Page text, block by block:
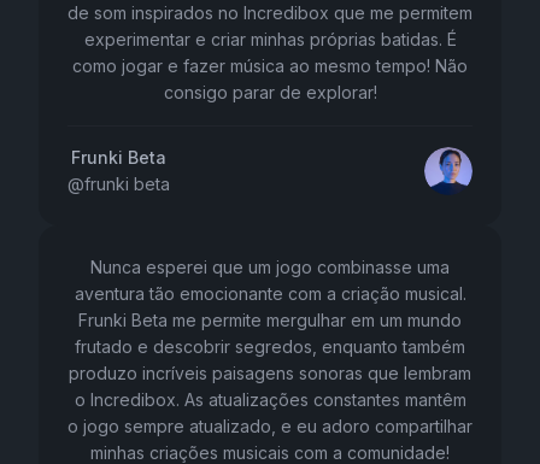
de som inspirados no Incredibox que me permitem
experimentar e criar minhas próprias batidas. É
como jogar e fazer música ao mesmo tempo! Não
consigo parar de explorar!
Frunki Beta
@frunki beta
Nunca esperei que um jogo combinasse uma
aventura tão emocionante com a criação musical.
Frunki Beta me permite mergulhar em um mundo
frutado e descobrir segredos, enquanto também
produzo incríveis paisagens sonoras que lembram
o Incredibox. As atualizações constantes mantêm
o jogo sempre atualizado, e eu adoro compartilhar
minhas criações musicais com a comunidade!